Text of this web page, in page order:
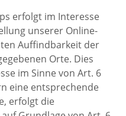
erfolgt im Interesse
unserer Online-
Auffindbarkeit der
Orte. Dies
im Sinne von Art. 6
eine entsprechende
erfolgt die